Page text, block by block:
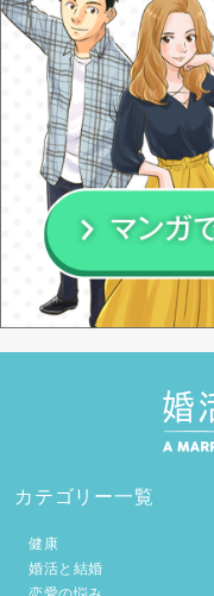
カテゴリー一覧
健康
婚活と結婚